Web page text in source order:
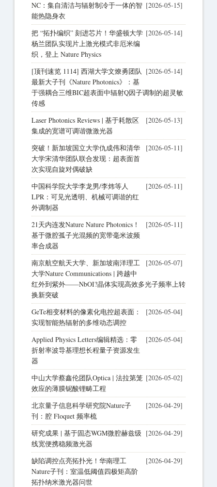
[2026-05-15]
NC：集自清洁与辐射制冷于一体的智
能热隐身衣
[2026-05-14]
把 “拓扑编织” 刻进芯片！华盛顿大学
杨兰团队实现片上激光模式非厄米编
织，登上 Nature Physics
[2026-05-14]
[顶刊速览 1114] 西湖大学文燎勇团队
最新大子刊《Nature Photonics》：基
于强耦合三维BIC超表面中辐射Q因子调制的超灵敏
传感
[2026-05-13]
Laser Photonics Reviews | 基于耗散区
集成的宽谱可调谐微激光器
[2026-05-11]
突破！新加坡国立大学仇成伟和清华
大学宋清华团队联合发现：超表面首
次实现自旋对偶破缺
[2026-05-11]
中国科学院大学李龙男/李炜等人
LPR：可见光透明、机械可调谐的红
外调制器
[2026-05-11]
21天内连发Nature Nature Photonics！
基于微腔孤子光混频的宽带毫米波频
率合成器
[2026-05-07]
南京航空航天大学、新加坡南洋理工
大学Nature Communications | 跨越中
红外到紫外——NbOI?晶体实现高效多光子频率上转
换新突破
[2026-05-04]
GeTe相变材料的像素化电控超表面：
实现智能热辐射的多维动态调控
[2026-05-04]
Applied Physics Letters编辑精选：零
折射率波导基理想长程量子资源发生
器
[2026-05-02]
中山大学蔡鑫伦团队Optica | 法拉第笼
效应的薄膜铌酸锂畴工程
[2026-04-29]
北京量子信息科学研究院Nature子
刊：腔 Floquet 频率梳
[2026-04-29]
研究成果 | 基于固态WGM微腔赫兹级
线宽便携稳频激光器
[2026-04-29]
缺陷调控点亮拓扑光！华南理工
Nature子刊：室温低阈值四极矩高阶
拓扑纳米激光器问世